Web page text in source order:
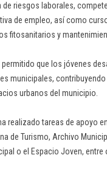
riesgos laborales,
de empleo, así como
fitosanitarios y
que los jóvenes
municipales, contribuyendo
urbanos del municipio.
realizado tareas de apoyo
de Turismo, Archivo
o el Espacio Joven, entre